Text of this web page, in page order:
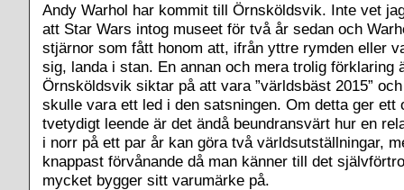
Andy Warhol har kommit till Örnsköldsvik. Inte vet
att Star Wars intog museet för två år sedan och
stjärnor som fått honom att, ifrån yttre rymden eller
sig, landa i stan. En annan och mera trolig förklaring
Örnsköldsvik siktar på att vara ”världsbäst 2015”
skulle vara ett led i den satsningen. Om detta ger ett
tvetydigt leende är det ändå beundransvärt hur en
i norr på ett par år kan göra två världsutställningar,
knappast förvånande då man känner till det
mycket bygger sitt varumärke på.